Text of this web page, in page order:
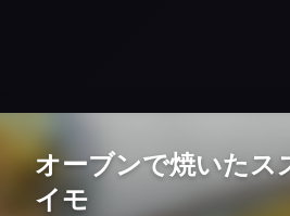
オーブンで焼いたス
イモ